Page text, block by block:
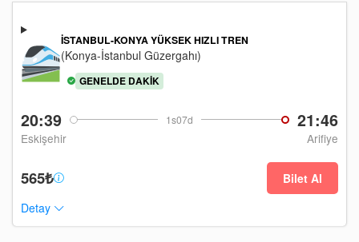
20:39 1s07d 21:46
Eskişehir Arifiye
İSTANBUL-KONYA YÜKSEK HIZLI TREN
(Konya-İstanbul Güzergahı)
GENELDE DAKIK
565₺
Bilet Al
Detay